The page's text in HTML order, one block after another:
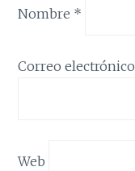
Nombre *
Correo electrónico
Web